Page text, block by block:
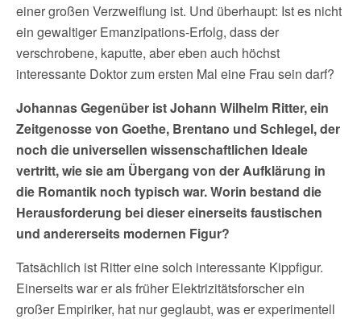
einer großen Verzweiflung ist. Und überhaupt: Ist es nicht
ein gewaltiger Emanzipations-Erfolg, dass der
verschrobene, kaputte, aber eben auch höchst
interessante Doktor zum ersten Mal eine Frau sein darf?
JohannasGegenüber istJohann Wilhelm Ritter, ein
Zeitgenosse von Goethe, Brentano und Schlegel, der
noch die universellen wissenschaftlichen Ideale
vertritt, wie sie am Übergang von der Aufklärung in
die Romantik noch typisch war. Worin bestand die
Herausforderung bei diesereinerseitsfaustischen
und andererseits modernen Figur?
Tatsächlich ist Ritter eine solch interessante Kippfigur.
Einerseits war er als früher Elektrizitätsforscher ein
großer Empiriker, hat nur geglaubt, was er experimentell